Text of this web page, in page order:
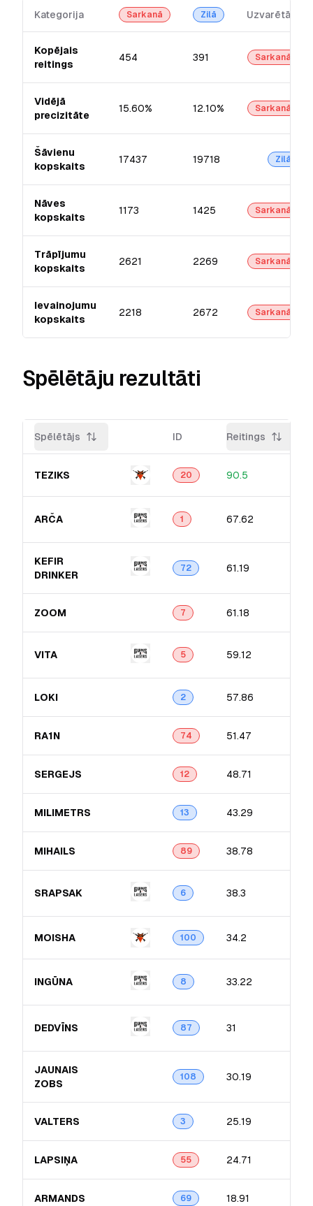
Kategorija Sarkanā Zilā Uzvarētājs
Kopējais
reitings
454 391 Sarkanā
Vidējā
precizitāte
15.60% 12.10% Sarkanā
Šāvienu
kopskaits
17437 19718 Zilā
Nāves
kopskaits
1173 1425 Sarkanā
Trāpījumu
kopskaits
2621 2269 Sarkanā
Ievainojumu
kopskaits
2218 2672 Sarkanā
Spēlētāju rezultāti
Spēlētājs ID Reitings
TEZIKS 20 90.5
ARČA 1 67.62
KEFIR
DRINKER
72 61.19
ZOOM 7 61.18
VITA 5 59.12
LOKI 2 57.86
RA1N 74 51.47
SERGEJS 12 48.71
MILIMETRS 13 43.29
MIHAILS 89 38.78
SRAPSAK 6 38.3
MOISHA 100 34.2
INGŪNA 8 33.22
DEDVĪNS 87 31
JAUNAIS
ZOBS
108 30.19
VALTERS 3 25.19
LAPSIŅA 55 24.71
ARMANDS 69 18.91